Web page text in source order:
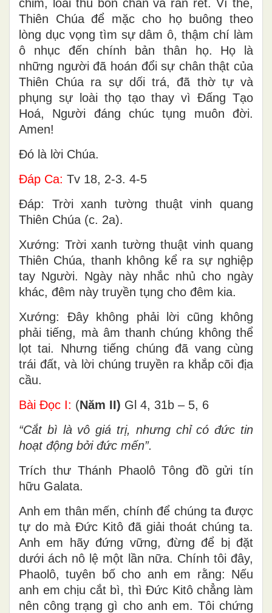
chim, loài thú bốn chân và rắn rết. Vì thế,
Thiên Chúa để mặc cho họ buông theo
lòng dục vọng tìm sự dâm ô, thậm chí làm
ô nhục đến chính bản thân họ. Họ là
những người đã hoán đổi sự chân thật của
Thiên Chúa ra sự dối trá, đã thờ tự và
phụng sự loài thọ tạo thay vì Ðấng Tạo
Hoá, Người đáng chúc tụng muôn đời.
Amen!
Ðó là lời Chúa.
Ðáp Ca: Tv 18, 2-3. 4-5
Ðáp: Trời xanh tường thuật vinh quang
Thiên Chúa (c. 2a).
Xướng: Trời xanh tường thuật vinh quang
Thiên Chúa, thanh không kể ra sự nghiệp
tay Người. Ngày này nhắc nhủ cho ngày
khác, đêm này truyền tụng cho đêm kia.
Xướng: Ðây không phải lời cũng không
phải tiếng, mà âm thanh chúng không thể
lọt tai. Nhưng tiếng chúng đã vang cùng
trái đất, và lời chúng truyền ra khắp cõi địa
cầu.
Bài Ðọc I: (Năm II) Gl 4, 31b – 5, 6
“Cắt bì là vô giá trị, nhưng chỉ có đức tin
hoạt động bởi đức mến”.
Trích thư Thánh Phaolô Tông đồ gửi tín
hữu Galata.
Anh em thân mến, chính để chúng ta được
tự do mà Ðức Kitô đã giải thoát chúng ta.
Anh em hãy đứng vững, đừng để bị đặt
dưới ách nô lệ một lần nữa. Chính tôi đây,
Phaolô, tuyên bố cho anh em rằng: Nếu
anh em chịu cắt bì, thì Ðức Kitô chẳng làm
nên công trạng gì cho anh em. Tôi chứng